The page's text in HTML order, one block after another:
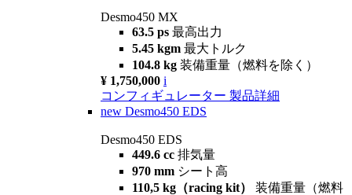
Desmo450 MX
63.5 ps 最高出力
5.45 kgm 最大トルク
104.8 kg 装備重量（燃料を除く）
¥ 1,750,000 i
コンフィギュレーター 製品詳細
new Desmo450 EDS
Desmo450 EDS
449.6 cc 排気量
970 mm シート高
110,5 kg（racing kit） 装備重量（燃料